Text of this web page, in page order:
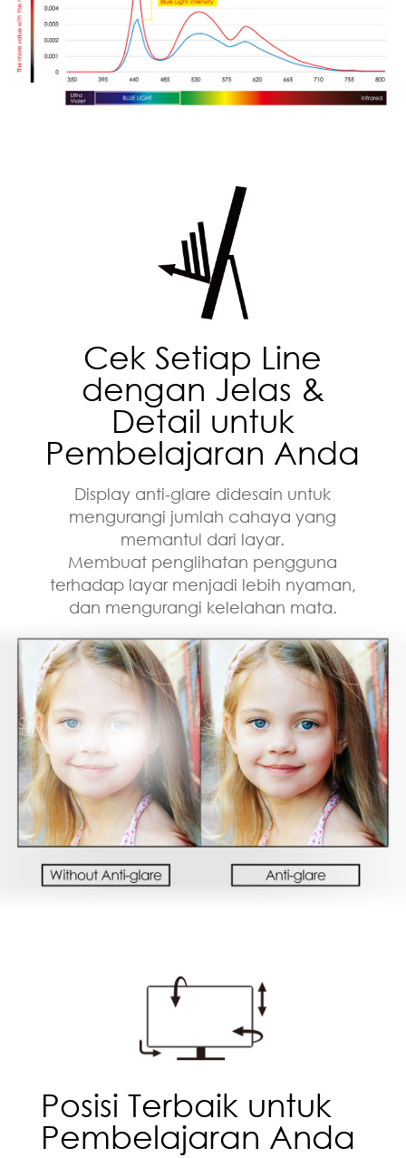
Cek Setiap Line
dengan Jelas &
Detail untuk
Pembelajaran Anda
Display anti-glare didesain untuk
mengurangi jumlah cahaya yang
memantul dari layar.
Membuat penglihatan pengguna
terhadap layar menjadi lebih nyaman,
dan mengurangi kelelahan mata.
Posisi Terbaik untuk
Pembelajaran Anda